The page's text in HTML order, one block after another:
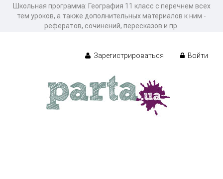
Школьная программа: География 11 класс с перечнем всех
тем уроков, а также дополнительных материалов к ним -
рефератов, сочинений, пересказов и пр.
Зарегистрироваться Войти